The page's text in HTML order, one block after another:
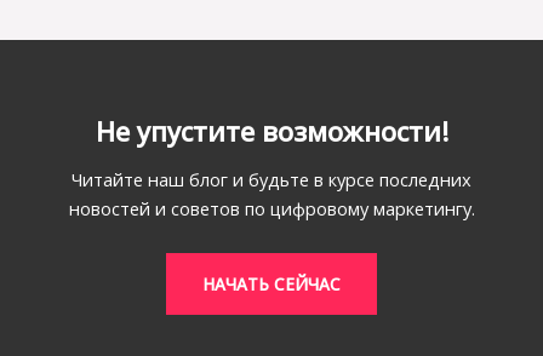
Не упустите возможности!
Читайте наш блог и будьте в курсе последних
новостей и советов по цифровому маркетингу.
НАЧАТЬ СЕЙЧАС